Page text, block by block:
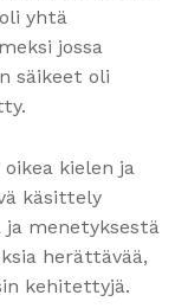
yhtä
jossa
säikeet oli
kielen ja
käsittely
ja menetyksestä
herättävää,
kehitettyjä.